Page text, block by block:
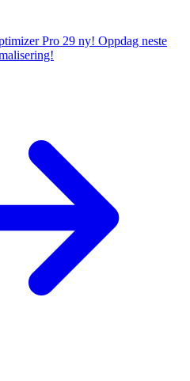
Pro 29 ny! Oppdag neste